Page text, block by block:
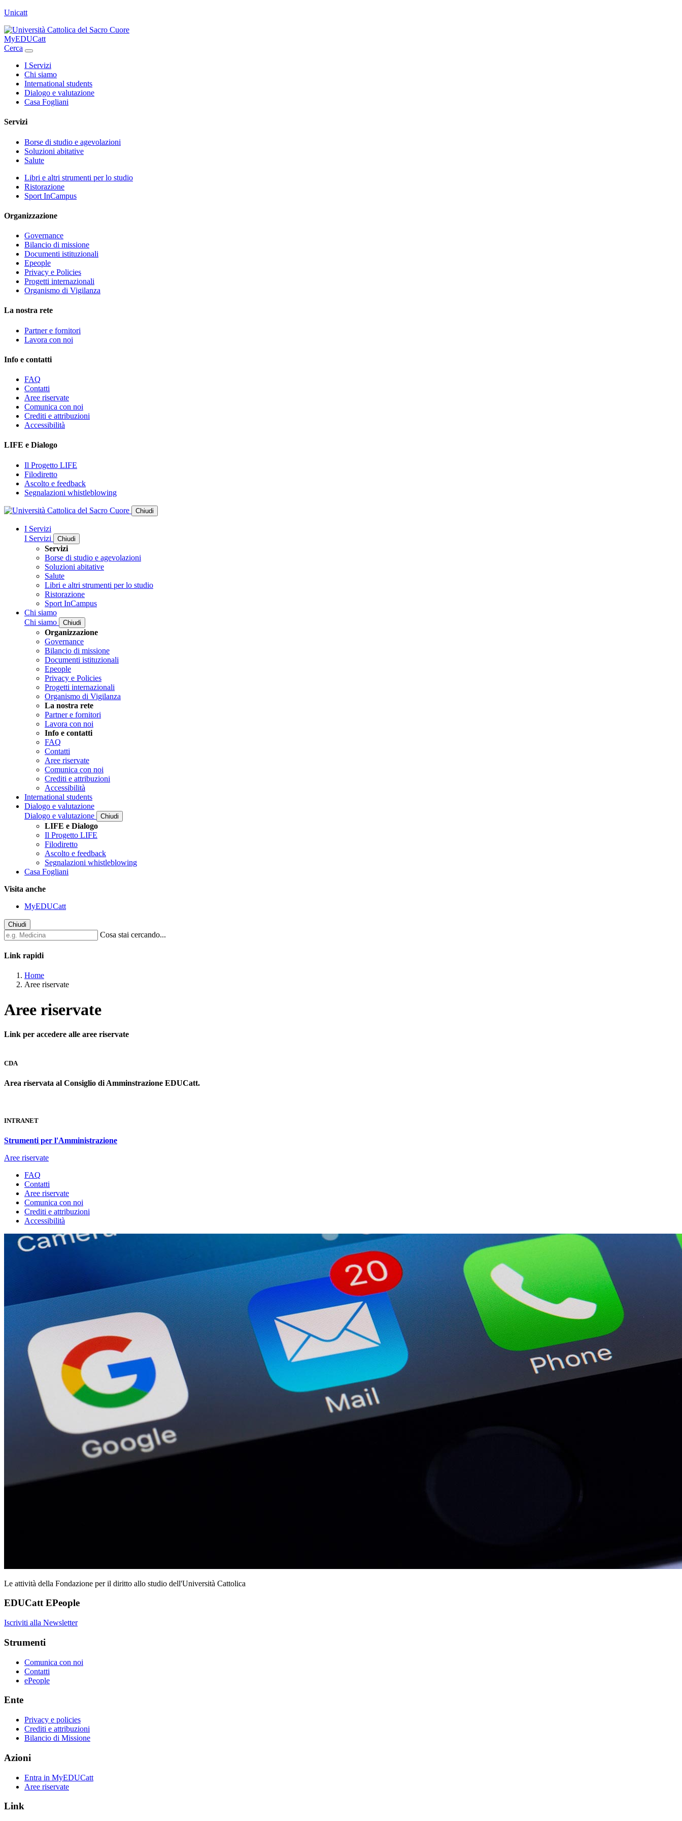
Unicatt
MyEDUCatt
Cerca
I Servizi
Chi siamo
International students
Dialogo e valutazione
Casa Fogliani
Servizi
Borse di studio e agevolazioni
Soluzioni abitative
Salute
Libri e altri strumenti per lo studio
Ristorazione
Sport InCampus
Organizzazione
Governance
Bilancio di missione
Documenti istituzionali
Epeople
Privacy e Policies
Progetti internazionali
Organismo di Vigilanza
La nostra rete
Partner e fornitori
Lavora con noi
Info e contatti
FAQ
Contatti
Aree riservate
Comunica con noi
Crediti e attribuzioni
Accessibilità
LIFE e Dialogo
Il Progetto LIFE
Filodiretto
Ascolto e feedback
Segnalazioni whistleblowing
Chiudi
I Servizi
I Servizi
Chiudi
Servizi
Borse di studio e agevolazioni
Soluzioni abitative
Salute
Libri e altri strumenti per lo studio
Ristorazione
Sport InCampus
Chi siamo
Chi siamo
Chiudi
Organizzazione
Governance
Bilancio di missione
Documenti istituzionali
Epeople
Privacy e Policies
Progetti internazionali
Organismo di Vigilanza
La nostra rete
Partner e fornitori
Lavora con noi
Info e contatti
FAQ
Contatti
Aree riservate
Comunica con noi
Crediti e attribuzioni
Accessibilità
International students
Dialogo e valutazione
Dialogo e valutazione
Chiudi
LIFE e Dialogo
Il Progetto LIFE
Filodiretto
Ascolto e feedback
Segnalazioni whistleblowing
Casa Fogliani
Visita anche
MyEDUCatt
Chiudi
Cosa stai cercando...
Link rapidi
Home
Aree riservate
Aree riservate
Link per accedere alle aree riservate
CDA
Area riservata al Consiglio di Amminstrazione EDUCatt.
INTRANET
Strumenti per l'Amministrazione
Aree riservate
FAQ
Contatti
Aree riservate
Comunica con noi
Crediti e attribuzioni
Accessibilità
Le attività della Fondazione per il diritto allo studio dell'Università Cattolica
EDUCatt EPeople
Iscriviti alla Newsletter
Strumenti
Comunica con noi
Contatti
ePeople
Ente
Privacy e policies
Crediti e attribuzioni
Bilancio di Missione
Azioni
Entra in MyEDUCatt
Aree riservate
Link